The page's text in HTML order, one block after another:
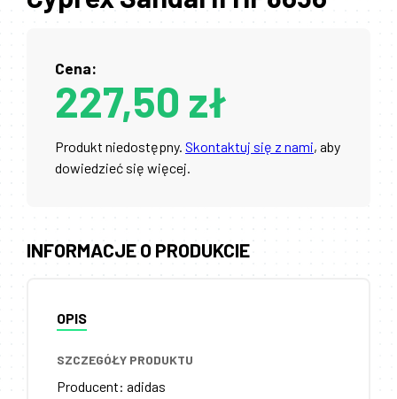
Cena:
227,50 zł
Produkt niedostępny. Skontaktuj się z nami, aby
dowiedzieć się więcej.
INFORMACJE O PRODUKCIE
OPIS
SZCZEGÓŁY PRODUKTU
Producent: adidas